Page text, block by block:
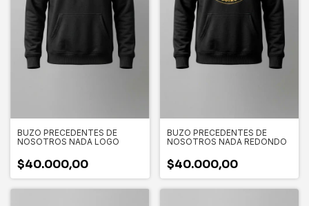
BUZO PRECEDENTES DE
NOSOTROS NADA LOGO
$40.000,00
BUZO PRECEDENTES DE
NOSOTROS NADA REDONDO
$40.000,00